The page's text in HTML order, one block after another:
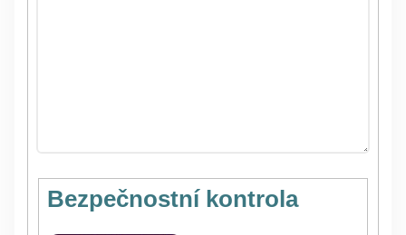
Bezpečnostní kontrola